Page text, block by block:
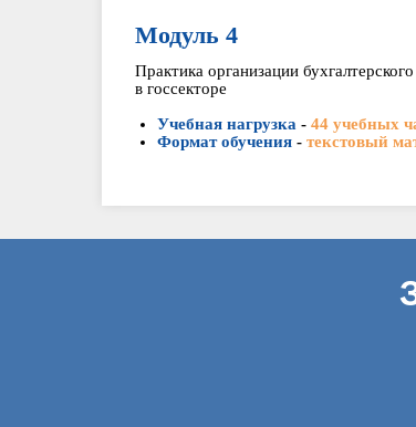
Модуль 4
Практика организации
в госсекторе
Учебная нагрузка - 44 учебных
Формат обучения - текстовый